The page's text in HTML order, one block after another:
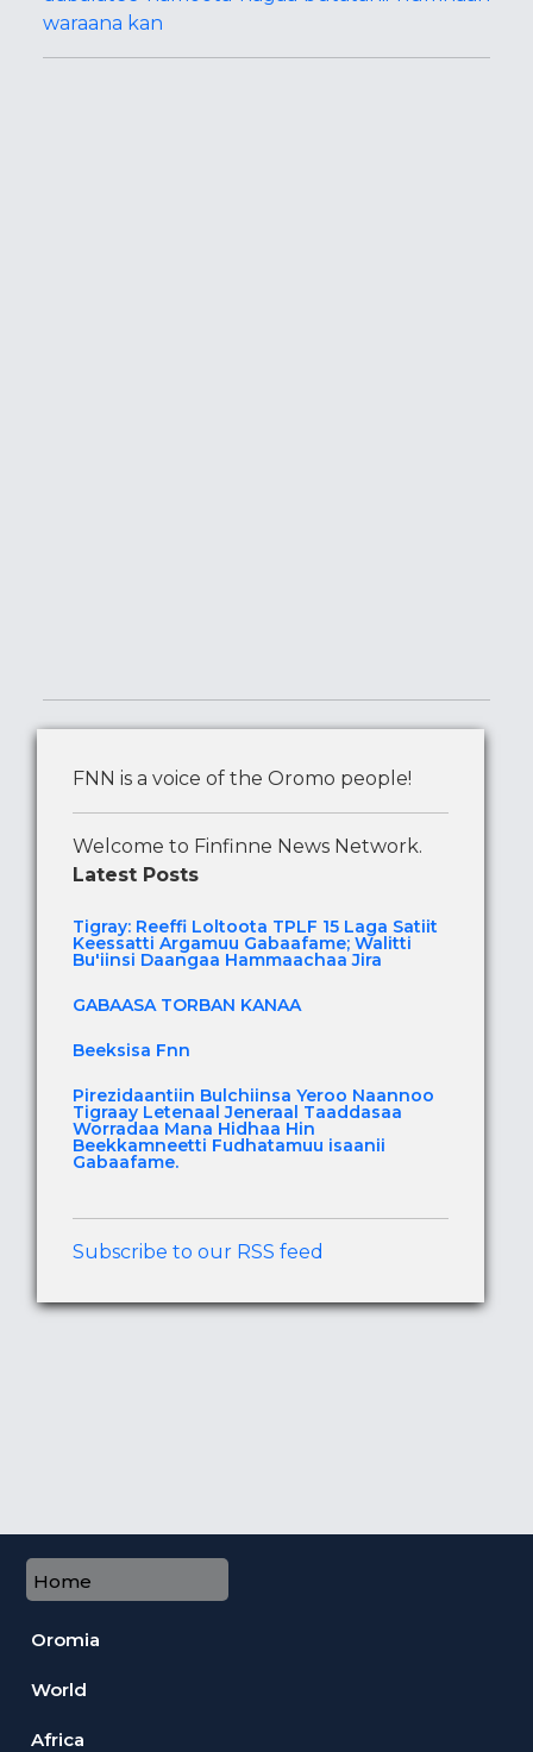
waraana kan
FNN is a voice of the Oromo people!
Welcome to Finfinne News Network.
Latest Posts
Tigray: Reeffi Loltoota TPLF 15 Laga Satiit
Keessatti Argamuu Gabaafame; Walitti
Bu'iinsi Daangaa Hammaachaa Jira
GABAASA TORBAN KANAA
Beeksisa Fnn
Pirezidaantiin Bulchiinsa Yeroo Naannoo
Tigraay Letenaal Jeneraal Taaddasaa
Worradaa Mana Hidhaa Hin
Beekkamneetti Fudhatamuu isaanii
Gabaafame.
Subscribe to our RSS feed
Home
Oromia
World
Africa